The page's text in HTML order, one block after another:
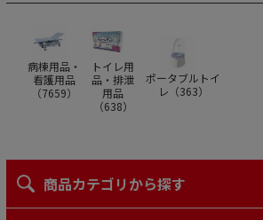
病棟用品・
看護用品
（7659）
トイレ用
品・排泄
用品
（638）
ポータブルトイ
レ（363）
商品カテゴリから探す